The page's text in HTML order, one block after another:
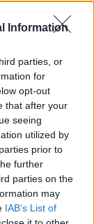
Information
parties, or
for
opt-out
that after your
seeing
utilized by
prior to
further
parties on the
may
IAB’s List of
Πώς η
Ζυγό
κάθε